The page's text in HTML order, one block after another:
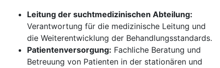
Leitung der suchtmedizinischen Abteilung:
Verantwortung für die medizinische Leitung und
die Weiterentwicklung der Behandlungsstandards.
Patientenversorgung: Fachliche Beratung und
Betreuung von Patienten in der stationären und